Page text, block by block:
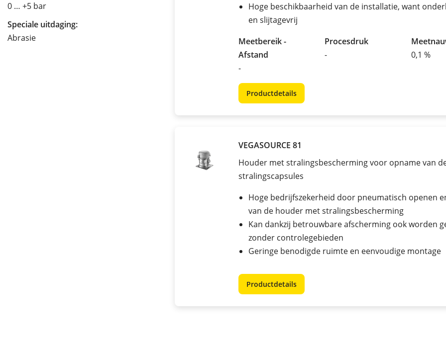
0 … +5 bar
Speciale uitdaging:
Abrasie
Hoge beschikbaarheid van de installatie, want
en slijtagevrij
Meetbereik -
Afstand
-
Procesdruk
-
0,1 %
Productdetails
VEGASOURCE 81
Houder met stralingsbescherming voor opname van
stralingscapsules
Hoge bedrijfszekerheid door pneumatisch openen
van de houder met stralingsbescherming
Kan dankzij betrouwbare afscherming ook worden
zonder controlegebieden
Geringe benodigde ruimte en eenvoudige montage
Productdetails